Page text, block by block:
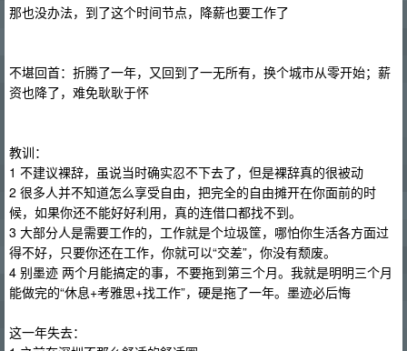
那也没办法，到了这个时间节点，降薪也要工作了
不堪回首：折腾了一年，又回到了一无所有，换个城市从零开始；薪
资也降了，难免耿耿于怀
教训：
1 不建议裸辞，虽说当时确实忍不下去了，但是裸辞真的很被动
2 很多人并不知道怎么享受自由，把完全的自由摊开在你面前的时
候，如果你还不能好好利用，真的连借口都找不到。
3 大部分人是需要工作的，工作就是个垃圾筐，哪怕你生活各方面过
得不好，只要你还在工作，你就可以“交差”，你没有颓废。
4 别墨迹 两个月能搞定的事，不要拖到第三个月。我就是明明三个月
能做完的“休息+考雅思+找工作”，硬是拖了一年。墨迹必后悔
这一年失去：